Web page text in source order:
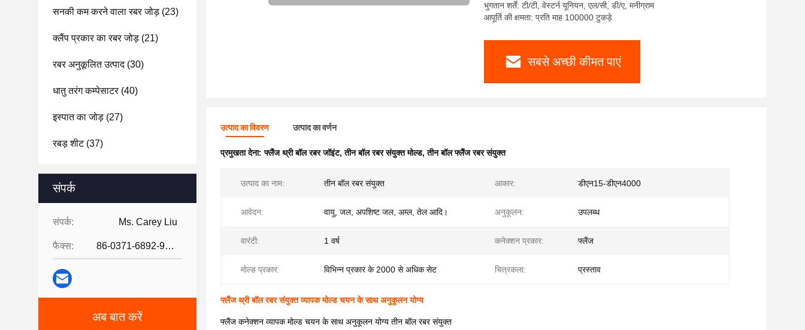
सनकी कम करने वाला रबर जोड़ (23)
क्लैंप प्रकार का रबर जोड़ (21)
रबर अनुकूलित उत्पाद(30)
धातु तरंग कम्पेसाटर(40)
इस्पात का जोड़ (27)
रबड़ शीट(37)
संपर्क
संपर्क: Ms. Carey Liu
फैक्स: 86-0371-6892-9024
अब बात करें
भुगतान शर्तें: टी/टी, वेस्टर्न यूनियन, एल/सी, डी/ए, मनीग्राम
आपूर्ति की क्षमता: प्रति माह 100000 टुकड़े
सबसे अच्छी कीमत पाएं
उत्पाद का विवरण उत्पाद का वर्णन
प्रमुखता देना:फ्लैंज थ्री बॉल रबर जॉइंट,तीन बॉल रबर संयुक्त मोल्ड,तीन बॉल फ्लैंज रबर संयुक्त
उत्पाद का नाम: तीन बॉल रबर संयुक्त आकार: डीएन15-डीएन4000
आवेदन: वायु, जल, अपशिष्ट जल, अम्ल, तेल आदि। अनुकूलन: उपलब्ध
वारंटी: 1 वर्ष कनेक्शन प्रकार: फ्लैंज
मोल्ड प्रकार: विभिन्न प्रकार के 2000 से अधिक सेट चित्रकला: प्रस्ताव
फ्लैंज थ्री बॉल रबर संयुक्त व्यापक मोल्ड चयन के साथ अनुकूलन योग्य
फ्लैंज कनेक्शन व्यापक मोल्ड चयन के साथ अनुकूलन योग्य तीन बॉल रबर संयुक्त